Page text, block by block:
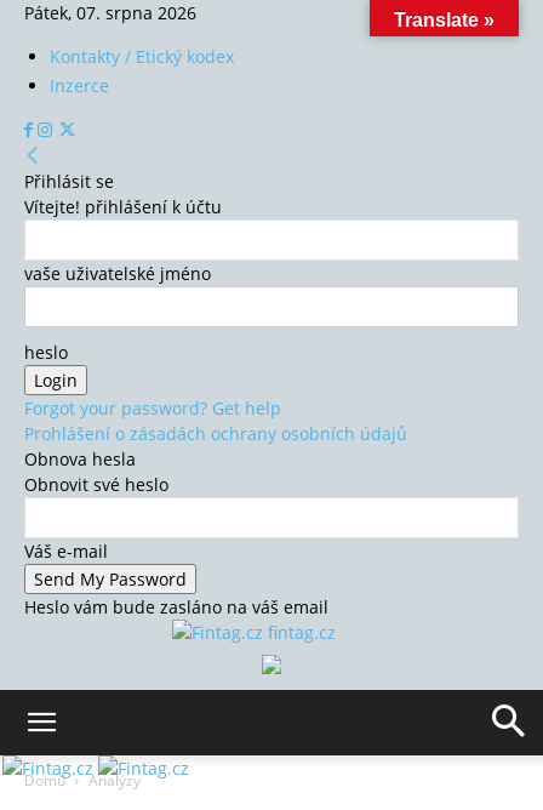
Pátek, 07. srpna 2026
Kontakty / Etický kodex
Inzerce
Přihlásit se
Vítejte! přihlášení k účtu
vaše uživatelské jméno
heslo
Forgot your password? Get help
Prohlášení o zásadách ochrany osobních údajů
Obnova hesla
Obnovit své heslo
Váš e-mail
Heslo vám bude zasláno na váš email
fintag.cz
Domů Analýzy
Translate »